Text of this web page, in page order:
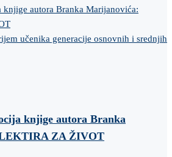
knjige autora Branka Marijanovića:
učenika generacije osnovnih i srednjih
knjige autora Branka
ZA ŽIVOT